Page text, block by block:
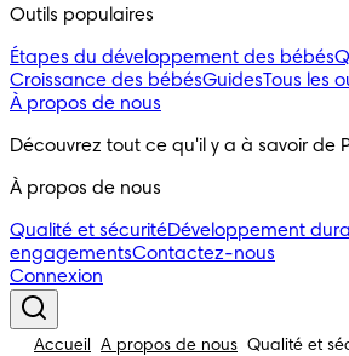
Outils populaires
Étapes du développement des bébés
Croissance des bébésGuidesTous les
À propos de nous
Découvrez tout ce qu'il y a à savoir de
À propos de nous
Qualité et sécuritéDéveloppement
engagementsContactez-nous
Connexion
Accueil À propos de nous Qualité et